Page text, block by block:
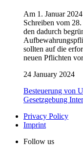
Am 1. Januar
Schreiben vom
den dadurch
sollten auf die
neuen Pflichten
24 January 2024
Besteuerung von
Gesetzgebung
Privacy Policy
Imprint
Follow us